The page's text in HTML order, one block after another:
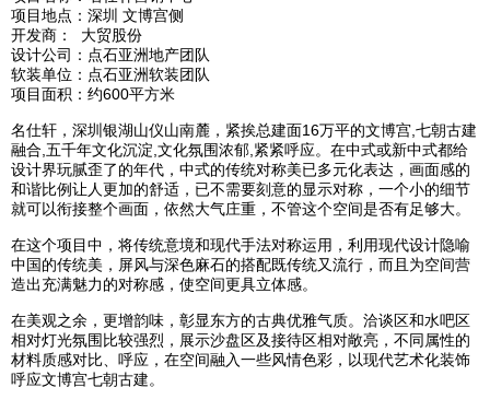
项目地点：深圳 文博宫侧
开发商： 大贸股份
设计公司：点石亚洲地产团队
软装单位：点石亚洲软装团队
项目面积：约600平方米
名仕轩，深圳银湖山仪山南麓，紧挨总建面16万平的文博宫,七朝古建
融合,五千年文化沉淀,文化氛围浓郁,紧紧呼应。 在中式或新中式都给
设计界玩腻歪了的年代，中式的传统对称美已多元化表达，画面感的
和谐比例让人更加的舒适，已不需要刻意的显示对称，一个小的细节
就可以衔接整个画面，依然大气庄重，不管这个空间是否有足够大。
在这个项目中，将传统意境和现代手法对称运用，利用现代设计隐喻
中国的传统美，屏风与深色麻石的搭配既传统又流行，而且为空间营
造出充满魅力的对称感，使空间更具立体感。
在美观之余，更增韵味，彰显东方的古典优雅气质。洽谈区和水吧区
相对灯光氛围比较强烈，展示沙盘区及接待区相对敞亮，不同属性的
材料质感对比、呼应，在空间融入一些风情色彩，以现代艺术化装饰
呼应文博宫七朝古建。